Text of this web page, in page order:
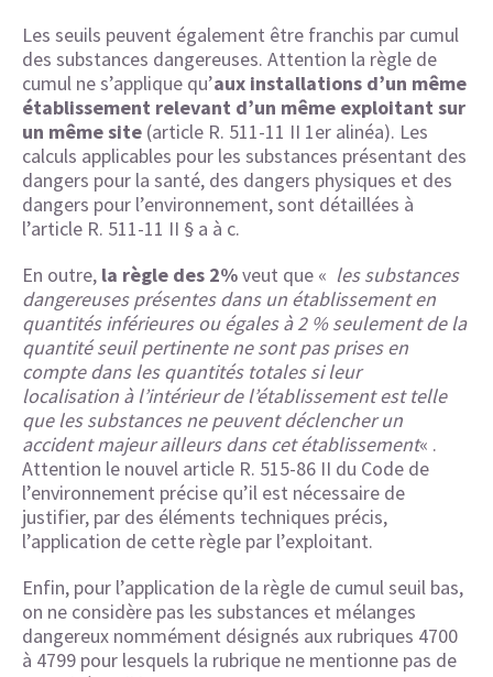
Les seuils peuvent également être franchis par cumul
des substances dangereuses. Attention la règle de
cumul ne s’applique qu’aux installations d’un même
établissement relevant d’un même exploitant sur
un même site (article R. 511-11 II 1er alinéa). Les
calculs applicables pour les substances présentant des
dangers pour la santé, des dangers physiques et des
dangers pour l’environnement, sont détaillées à
l’article R. 511-11 II § a à c.
En outre, la règle des 2%veut que « les substances
dangereuses présentes dans un établissement en
quantités inférieures ou égales à 2 % seulement de la
quantité seuil pertinente ne sont pas prises en
compte dans les quantités totales si leur
localisation à l’intérieur de l’établissement est telle
que les substances ne peuvent déclencher un
accident majeur ailleurs dans cet établissement« .
Attention le nouvel article R. 515-86 II du Code de
l’environnement précise qu’il est nécessaire de
justifier, par des éléments techniques précis,
l’application de cette règle par l’exploitant.
Enfin, pour l’application de la règle de cumul seuil bas,
on ne considère pas les substances et mélanges
dangereux nommément désignés aux rubriques 4700
à 4799 pour lesquels la rubrique ne mentionne pas de